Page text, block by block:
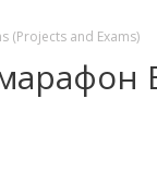
(Projects and Exams)